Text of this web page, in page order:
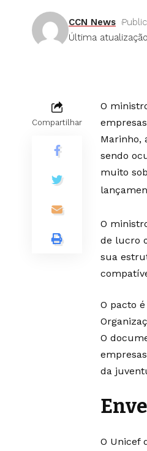
Última
CCN News
Compartilhar
O
Marinho,
sendo
muito
O
de lucro
sua
O pacto
O
da
O Unicef